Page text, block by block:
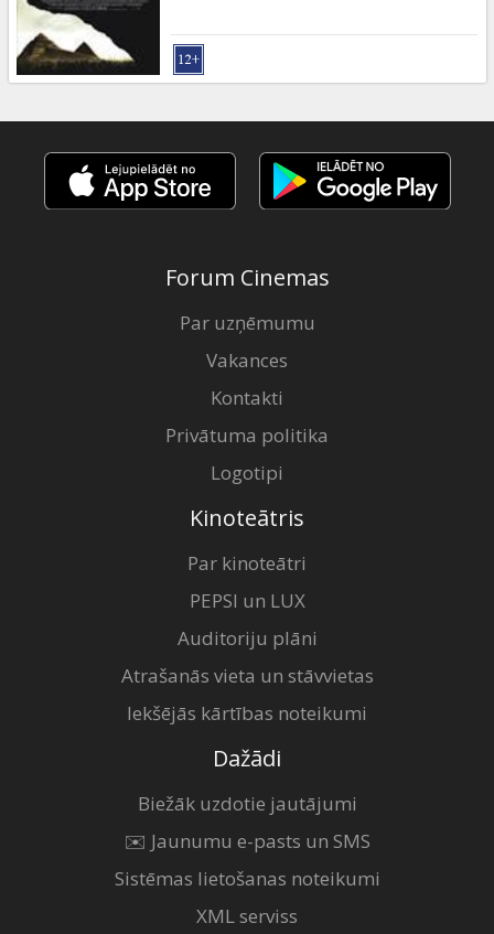
Forum Cinemas
Par uzņēmumu
Vakances
Kontakti
Privātuma politika
Logotipi
Kinoteātris
Par kinoteātri
PEPSI un LUX
Auditoriju plāni
Atrašanās vieta un stāvvietas
Iekšējās kārtības noteikumi
Dažādi
Biežāk uzdotie jautājumi
✉️ Jaunumu e-pasts un SMS
Sistēmas lietošanas noteikumi
XML serviss